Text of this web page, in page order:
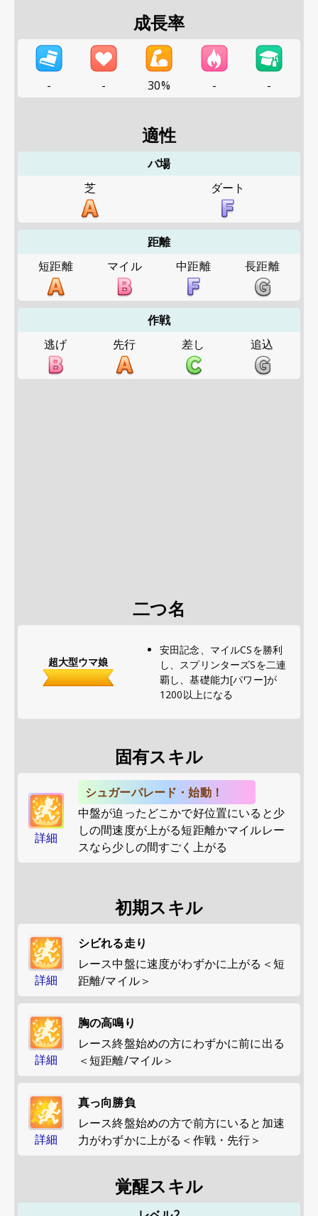
成長率
- - 30% - -
適性
バ場
芝
ダート
距離
短距離
マイル 中距離 長距離
作戦
逃げ
先行 差し 追込
二つ名
超大型ウマ娘
安田記念、マイルCSを勝利
し、スプリンターズSを二連
覇し、基礎能力[パワー]が
1200以上になる
固有スキル
詳細
シュガーパレード・始動！
中盤が迫ったどこかで好位置にいると少
しの間速度が上がる短距離かマイルレー
スなら少しの間すごく上がる
初期スキル
詳細
シビれる走り
レース中盤に速度がわずかに上がる＜短
距離/マイル＞
詳細
胸の高鳴り
レース終盤始めの方にわずかに前に出る
＜短距離/マイル＞
詳細
真っ向勝負
レース終盤始めの方で前方にいると加速
力がわずかに上がる＜作戦・先行＞
覚醒スキル